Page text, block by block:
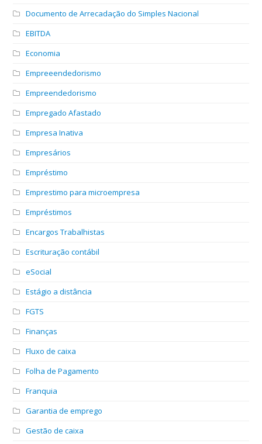
Documento de Arrecadação do Simples Nacional
EBITDA
Economia
Empreeendedorismo
Empreendedorismo
Empregado Afastado
Empresa Inativa
Empresários
Empréstimo
Emprestimo para microempresa
Empréstimos
Encargos Trabalhistas
Escrituração contábil
eSocial
Estágio a distância
FGTS
Finanças
Fluxo de caixa
Folha de Pagamento
Franquia
Garantia de emprego
Gestão de caixa